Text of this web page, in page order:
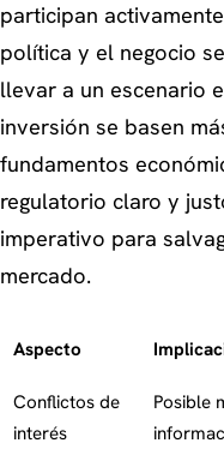
participan
política y el negocio
llevar a un escenario
inversión se basen
fundamentos
regulatorio claro y
imperativo para
mercado.
Aspecto
Conflictos de
interés
Posible